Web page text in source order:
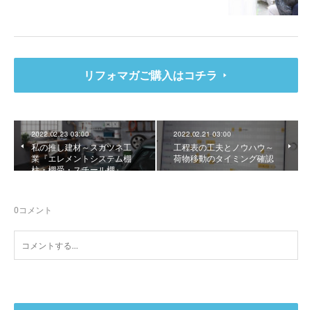
リフォマガご購入はコチラ
2022.02.23 03:00
私の推し建材～スガツネ工
業『エレメントシステム棚
柱・棚受・スチール棚』…
2022.02.21 03:00
工程表の工夫とノウハウ～
荷物移動のタイミング確認
0コメント